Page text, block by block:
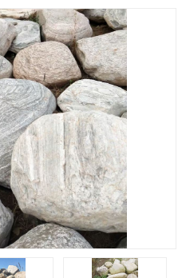
奠基石
大型石雕
异型石材
刻字石